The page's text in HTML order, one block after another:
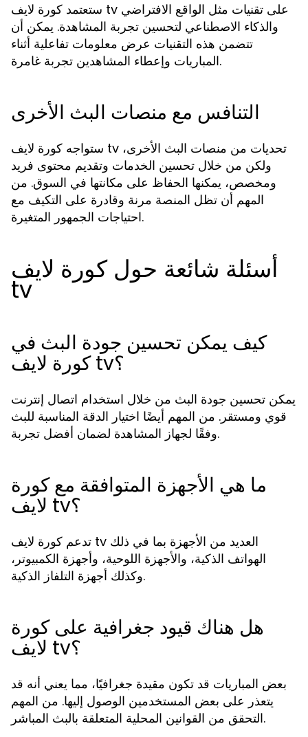
ستعتمد كورة لايف tv على تقنيات مثل الواقع الافتراضي
والذكاء الاصطناعي لتحسين تجربة المشاهدة. يمكن أن
تتضمن هذه التقنيات عرض معلومات تفاعلية أثناء
المباريات وإعطاء المشاهدين تجربة غامرة.
التنافس مع منصات البث الأخرى
ستواجه كورة لايف tv تحديات من منصات البث الأخرى،
ولكن من خلال تحسين الخدمات وتقديم محتوى فريد
ومخصص، يمكنها الحفاظ على مكانتها في السوق. من
المهم أن تظل المنصة مرنة وقادرة على التكيف مع
احتياجات الجمهور المتغيرة.
أسئلة شائعة حول كورة لايف
tv
كيف يمكن تحسين جودة البث في
كورة لايف tv؟
يمكن تحسين جودة البث من خلال استخدام اتصال إنترنت
قوي ومستقر. من المهم أيضًا اختيار الدقة المناسبة للبث
وفقًا لجهاز المشاهدة لضمان أفضل تجربة.
ما هي الأجهزة المتوافقة مع كورة
لايف tv؟
تدعم كورة لايف tv العديد من الأجهزة بما في ذلك
الهواتف الذكية، والأجهزة اللوحية، وأجهزة الكمبيوتر،
وكذلك أجهزة التلفاز الذكية.
هل هناك قيود جغرافية على كورة
لايف tv؟
بعض المباريات قد تكون مقيدة جغرافيًا، مما يعني أنه قد
يتعذر على بعض المستخدمين الوصول إليها. من المهم
التحقق من القوانين المحلية المتعلقة بالبث المباشر.